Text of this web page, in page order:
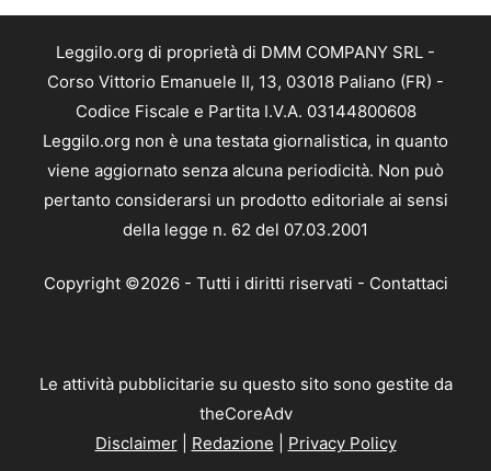
Leggilo.org di proprietà di DMM COMPANY SRL -
Corso Vittorio Emanuele II, 13, 03018 Paliano (FR) -
Codice Fiscale e Partita I.V.A. 03144800608
Leggilo.org non è una testata giornalistica, in quanto
viene aggiornato senza alcuna periodicità. Non può
pertanto considerarsi un prodotto editoriale ai sensi
della legge n. 62 del 07.03.2001
Copyright ©2026 - Tutti i diritti riservati - Contattaci
Le attività pubblicitarie su questo sito sono gestite da
theCoreAdv
Disclaimer| Redazione Privacy Policy